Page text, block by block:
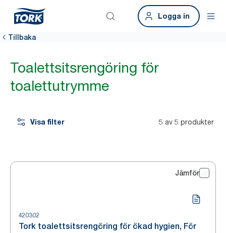
Logga in
Tillbaka
Toalettsitsrengöring för
toalettutrymme
Visa filter 5 av 5 produkter
Jämför
420302
Tork toalettsitsrengöring för ökad hygien, För